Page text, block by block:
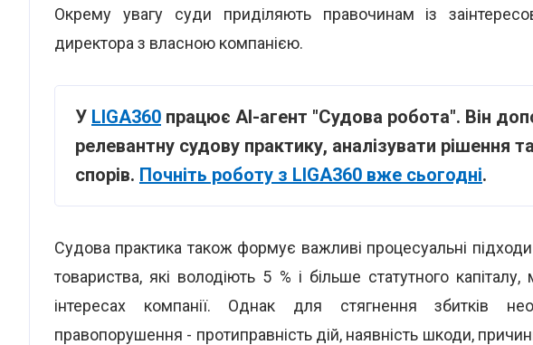
Окрему увагу суди приділяють правочинам із
директора з власною компанією.
У LIGA360 працює АІ-агент "Судова робота". Він
релевантну судову практику, аналізувати рішення
спорів. Почніть роботу з LIGA360 вже сьогодні.
Судова практика також формує важливі процесуальні
товариства, які володіють 5 % і більше статутного
інтересах компанії. Однак для стягнення збитків
правопорушення - протиправність дій, наявність шкоди,